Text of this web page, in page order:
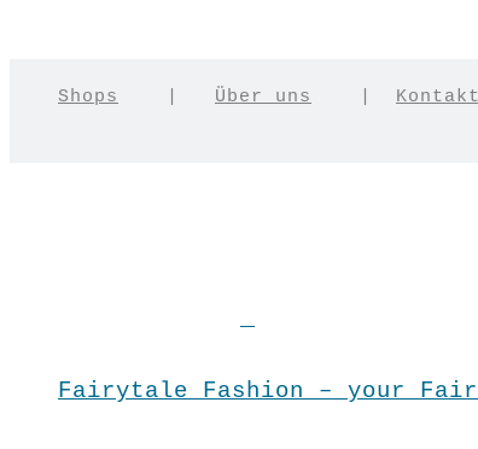
Shops Über uns Kontakt
Fairytale Fashion – your